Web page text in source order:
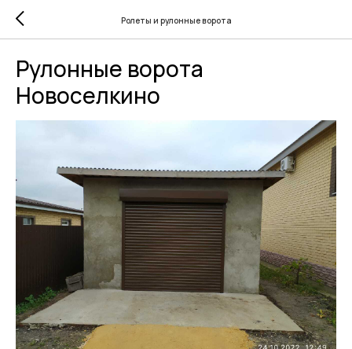
Ролеты и рулонные ворота
Рулонные ворота
Новоселкино